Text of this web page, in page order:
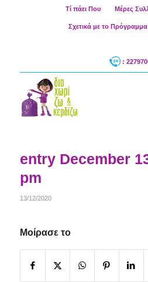
Τί πάει Που Μέρες
Σχετικά με το Πρόγραμμα
:
entry December
pm
13/12/2020
Μοίρασε το